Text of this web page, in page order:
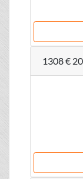
1308€